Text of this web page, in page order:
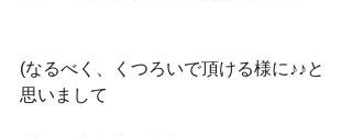
(なるべく、くつろいで頂ける様に♪♪と
思いまして